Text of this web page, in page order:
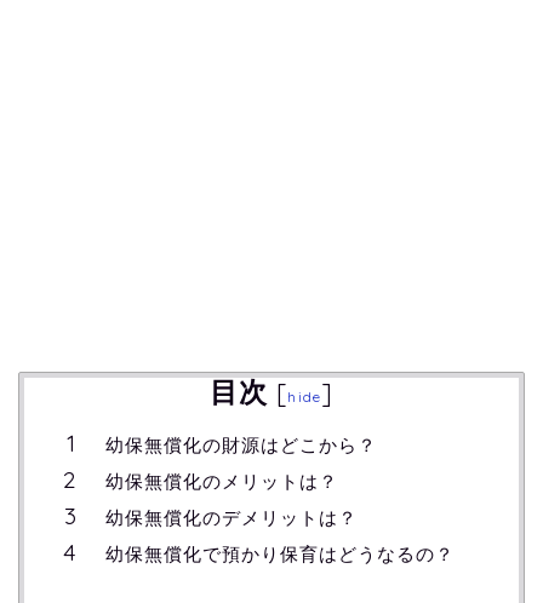
目次 [hide]
幼保無償化の財源はどこから？
幼保無償化のメリットは？
幼保無償化のデメリットは？
幼保無償化で預かり保育はどうなるの？